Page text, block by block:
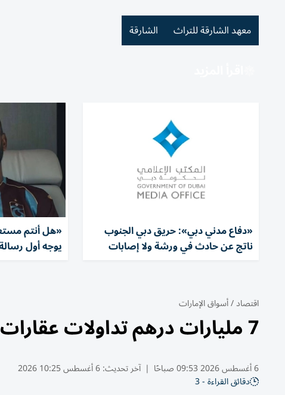
معهد الشارقة للتراث الشارقة
«دفاع مدني دبي»: حريق دبي الجنوب
ناتج عن حادث في ورشة ولا إصابات
«هل أنتم
يوجه أول
اقتصاد/أسواق الإمارات
7 مليارات درهم تداولات عقارات الشارقة خلال يوليو بنمو 62%
6 أغسطس 2026 09:53 صباحًا | آخر تحديث:6 أغسطس 10:25 2026
دقائق القراءة - 3